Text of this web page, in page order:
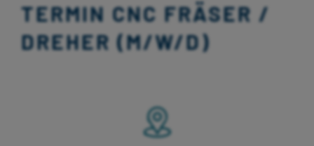
TERMIN CNC FRÄSER /
DREHER (M/W/D)